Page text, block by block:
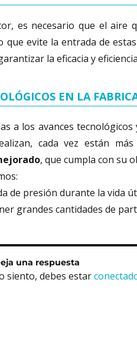
es necesario que el aire
que evite la entrada de
la eficacia y
EN LA
a los avances
cada vez están
, que cumpla con su
de presión durante la vida
grandes cantidades de
una respuesta
siento, debes estar